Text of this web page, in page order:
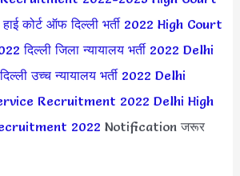
हाई कोर्ट ऑफ दिल्ली भर्ती 2022 High Court
दिल्ली जिला न्यायालय भर्ती 2022 Delhi
दिल्ली उच्च न्यायालय भर्ती 2022 Delhi
Recruitment 2022 Delhi High
2022 Notification जरूर